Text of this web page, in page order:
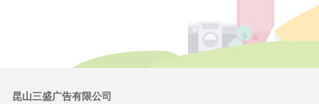
昆山三盛广告有限公司